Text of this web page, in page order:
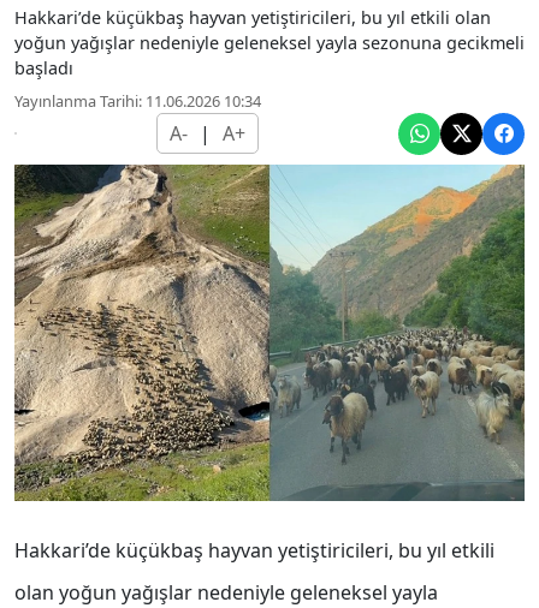
Hakkari’de küçükbaş hayvan yetiştiricileri, bu yıl etkili olan
yoğun yağışlar nedeniyle geleneksel yayla sezonuna gecikmeli
başladı
Yayınlanma Tarihi: 11.06.2026 10:34
A- | A+
Hakkari’de küçükbaş hayvan yetiştiricileri, bu yıl etkili
olan yoğun yağışlar nedeniyle geleneksel yayla